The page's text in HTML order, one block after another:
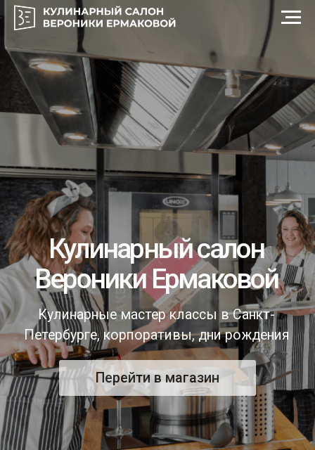
Кулинарный салон
Вероники Ермаковой
Кулинарные мастер классы в Санкт-
Петербурге, корпоративы, дни рождения
Перейти в магазин